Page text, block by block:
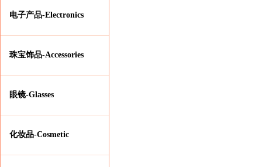
电子产品-Electronics
珠宝饰品-Accessories
眼镜-Glasses
化妆品-Cosmetic